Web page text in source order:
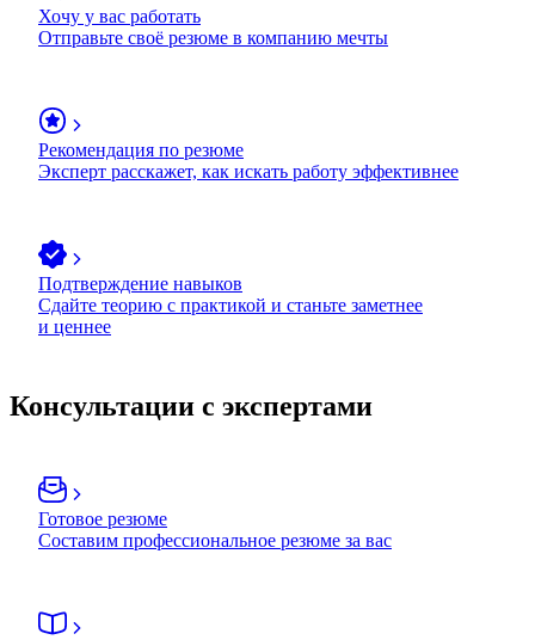
Хочу у вас работать
Отправьте своё резюме в компанию мечты
Рекомендация по резюме
Эксперт расскажет, как искать работу эффективнее
Подтверждение навыков
Сдайте теорию с практикой и станьте заметнее
и ценнее
Консультации с экспертами
Готовое резюме
Составим профессиональное резюме за вас